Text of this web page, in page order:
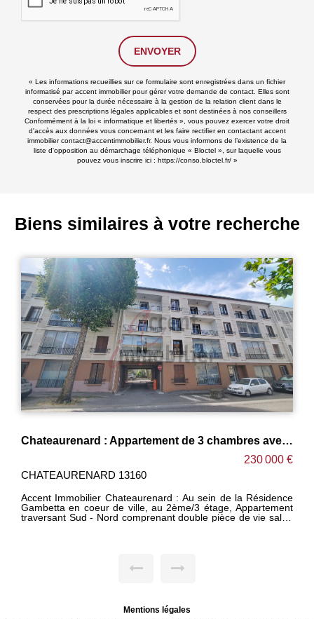
ENVOYER
« Les informations recueillies sur ce formulaire sont enregistrées dans un fichier
informatisé par accent immobilier pour gérer votre demande de contact. Elles sont
conservées pour la durée nécessaire à la gestion de la relation client dans le
respect des prescriptions légales applicables et sont destinées à nos conseillers
Conformément à la loi « informatique et libertés », vous pouvez exercer votre droit
d'accès aux données vous concernant et les faire rectifier en contactant accent
immobilier contact@accentimmobilier.fr. Nous vous informons de l’existence de la
liste d'opposition au démarchage téléphonique « Bloctel », sur laquelle vous
pouvez vous inscrire ici : https://conso.bloctel.fr/»
Biens similaires à votre recherche
Chateaurenard : Appartement de 3 chambres avec triple balcons et parking privé
230 000 €
13160
Chateaurenard : Au sein de la Résidence
en coeur de ville, au 2ème/3 étage, Appartement
Sud - Nord comprenant double pièce de vie salon
la résidence. Charges de copropriété : 83€
- 6 Agences - Bienvenue en Provence
Situé en
petite
Mentions légales